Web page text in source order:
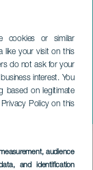
cookies or similar
like your visit on this
do not ask for your
interest. You
based on legitimate
Policy on this
audience
and identification